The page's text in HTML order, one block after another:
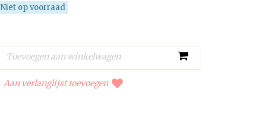
Niet op voorraad
Aan verlanglijst toevoegen